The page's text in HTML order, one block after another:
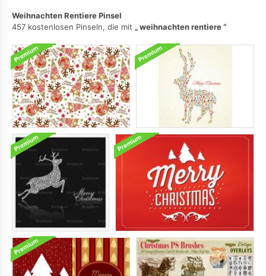
Weihnachten Rentiere Pinsel
457 kostenlosen Pinseln, die mit
weihnachten rentiere